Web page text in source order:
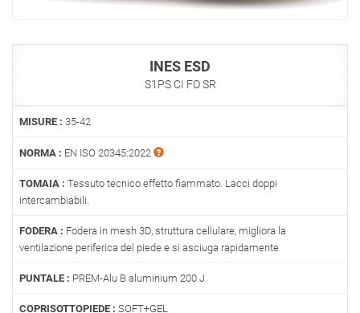
INES ESD
S1PS CI FO SR
MISURE : 35-42
NORMA : EN ISO 20345:2022
TOMAIA : Tessuto tecnico effetto fiammato. Lacci doppi
intercambiabili.
FODERA : Fodera in mesh 3D, struttura cellulare, migliora la
ventilazione periferica del piede e si asciuga rapidamente
PUNTALE : PREM-Alu B aluminium 200 J
COPRISOTTOPIEDE : SOFT+GEL